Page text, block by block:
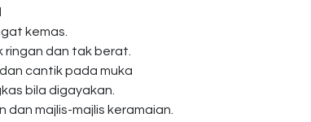
kemas.
ringan dan tak berat.
cantik pada muka
bila digayakan.
majlis-majlis keramaian.